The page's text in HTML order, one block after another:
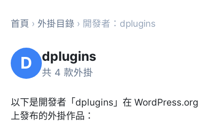
首頁 › 外掛目錄 › 開發者：dplugins
D dplugins
共 4 款外掛
以下是開發者「dplugins」在 WordPress.org
上發布的外掛作品：